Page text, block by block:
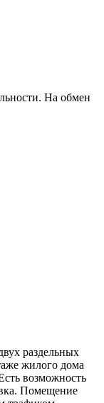
На обмен
раздельных
жилого дома
возможность
Помещение